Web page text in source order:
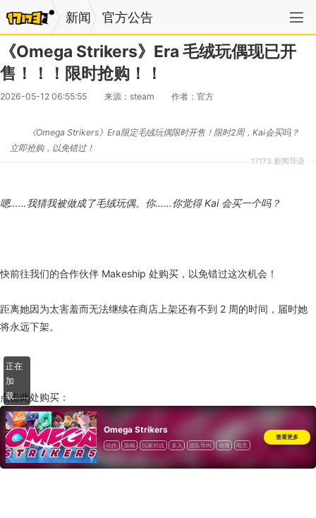
新闻 官方公告
《Omega Strikers》Era 毛绒玩偶现已开
售！！！限时抢购！！
2026-05-12 06:55:55 来源：steam 作者：官方
17173 新闻导语
《Omega Strikers》Era限定毛绒玩偶限时开售！限时2周，Kai会买吗？
立即抢购，以免错过！
嗯……我猜我被做成了毛绒玩偶。你……你觉得 Kai 会买一个吗？
快前往我们的合作伙伴 Makeship 处购买，以免错过这次机会！
距离她因为太害羞而无法继续在商店上架还有不到 2 周的时间，届时她
将永远下架。
正在
加
载……
点击此处购买：
Omega Strikers
动作 策略 玩家对战 多人 团队导向 动漫
电竞
3D格斗
查看更多